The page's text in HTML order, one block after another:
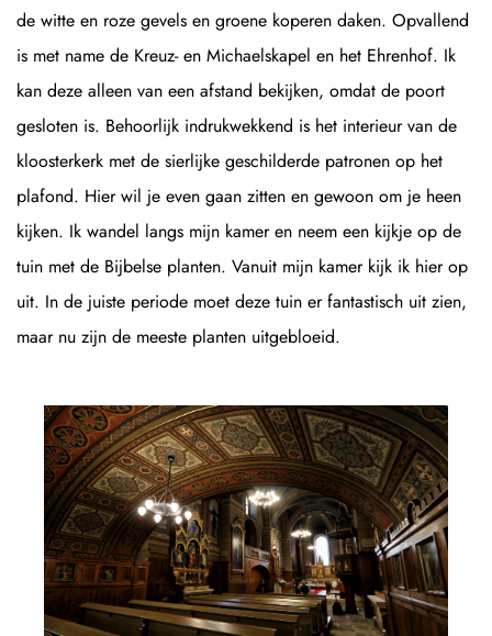
de witte en roze gevels en groene koperen daken. Opvallend
is met name de Kreuz- en Michaelskapel en het Ehrenhof. Ik
kan deze alleen van een afstand bekijken, omdat de poort
gesloten is. Behoorlijk indrukwekkend is het interieur van de
kloosterkerk met de sierlijke geschilderde patronen op het
plafond. Hier wil je even gaan zitten en gewoon om je heen
kijken. Ik wandel langs mijn kamer en neem een kijkje op de
tuin met de Bijbelse planten. Vanuit mijn kamer kijk ik hier op
uit. In de juiste periode moet deze tuin er fantastisch uit zien,
maar nu zijn de meeste planten uitgebloeid.